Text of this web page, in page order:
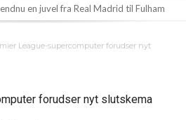
en juvel fra Real Madrid til Fulham
stjerne på holdet til 25 millioner euro!
League-supercomputer forudser nyt
forudser nyt slutskema